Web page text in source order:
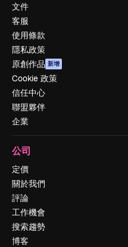
文件
客服
使用條款
隱私政策
原創作品 新增
Cookie 政策
信任中心
聯盟夥伴
企業
公司
定價
關於我們
評論
工作機會
搜索趨勢
博客